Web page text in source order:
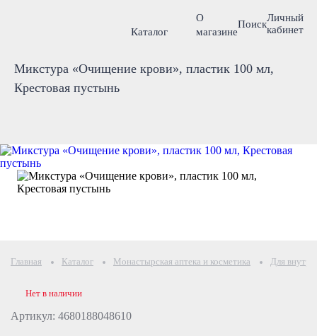
Каталог
О
магазине
Поиск
Личный
кабинет
Микстура «Очищение крови», пластик 100 мл,
Крестовая пустынь
Главная Каталог Монастырская аптека и косметика Для
Артикул: 4680188048610
Нет в наличии